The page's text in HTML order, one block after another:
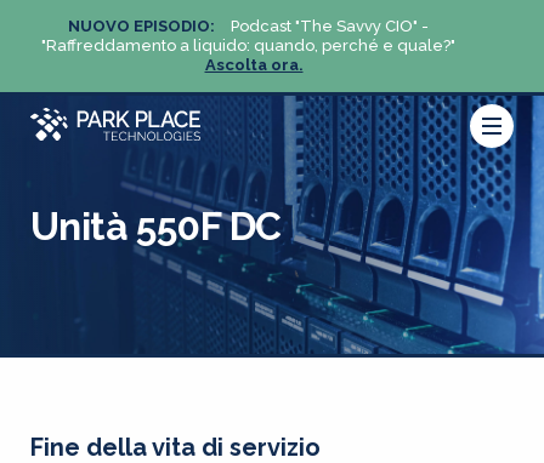
NUOVO EPISODIO:
Podcast "The Savvy CIO" -
"Raffreddamento a liquido: quando, perché e quale?"
Ascolta ora.
Unità 550F DC
Fine della vita di servizio